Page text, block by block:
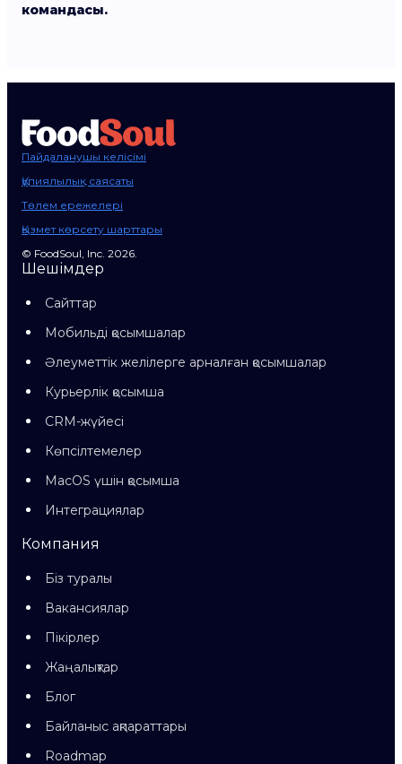
командасы.
Пайдаланушы келісімі
Құпиялылық саясаты
Төлем ережелері
Қызмет көрсету шарттары
© FoodSoul, Inc. 2026.
Шешімдер
Сайттар
Мобильді қосымшалар
Әлеуметтік желілерге арналған қосымшалар
Курьерлік қосымша
CRM-жүйесі
Көпсілтемелер
MacOS үшін қосымша
Интеграциялар
Компания
Біз туралы
Вакансиялар
Пікірлер
Жаңалықтар
Блог
Байланыс ақпараттары
Roadmap